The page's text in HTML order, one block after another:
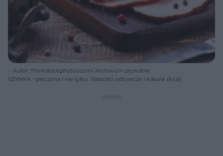
Autor: Thinkstockphotos.com/ Archiwum prywatne
SZYNKA - pieczona i nie tylko. Wartości odżywcze i kalorie (kcal)